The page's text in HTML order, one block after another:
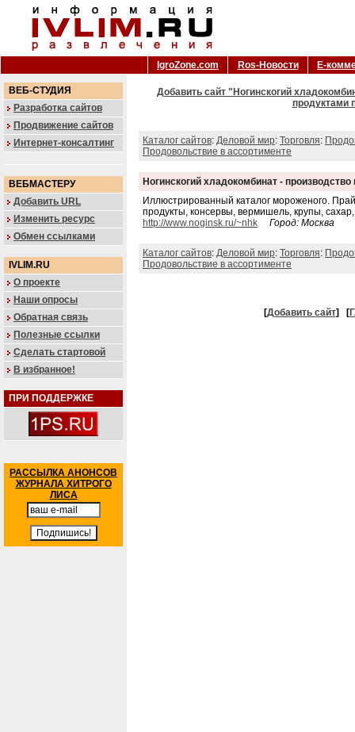
IgroZone.com Ros-Новости Е-
ВЕБ-СТУДИЯ
Разработка сайтов
Продвижение сайтов
Интернет-консалтинг
ВЕБМАСТЕРУ
Добавить URL
Изменить ресурс
Обмен ссылками
IVLIM.RU
О проекте
Наши опросы
Обратная связь
Полезные ссылки
Сделать стартовой
В избранное!
ПРИ ПОДДЕРЖКЕ
РАССЫЛКА АНОНСОВ
ЖУРНАЛА ХИТРОГО
ЛИСА
Добавить сайт "Ногинскогий
продуктами
Каталог сайтов: Деловой мир: Торговля:
Продовольствие в ассортименте
Ногинскогий хладокомбинат -
Иллюстрированный каталог мороженого.
продукты, консервы, вермишель, крупы,
http://www.noginsk.ru/~nhk
Город: Москва
Каталог сайтов: Деловой мир: Торговля:
Продовольствие в ассортименте
[Добавить сайт] [